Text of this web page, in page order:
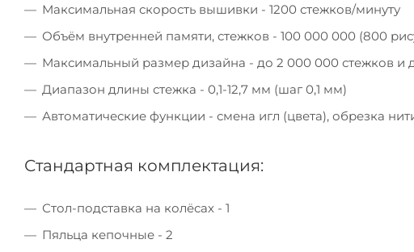
Максимальная скорость вышивки - 1200 стежков/минуту
Объём внутренней памяти, стежков - 100 000 000 (800
Максимальный размер дизайна - до 2 000 000 стежков и
Диапазон длины стежка - 0,1-12,7 мм (шаг 0,1 мм)
Автоматические функции - смена игл (цвета), обрезка
Стандартная комплектация:
Стол-подставка на колёсах - 1
Пяльца кепочные - 2